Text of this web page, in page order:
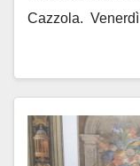
Cazzola.